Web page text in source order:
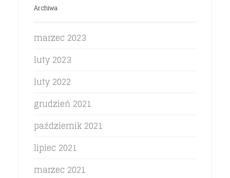
Archiwa
marzec 2023
luty 2023
luty 2022
grudzień 2021
październik 2021
lipiec 2021
marzec 2021